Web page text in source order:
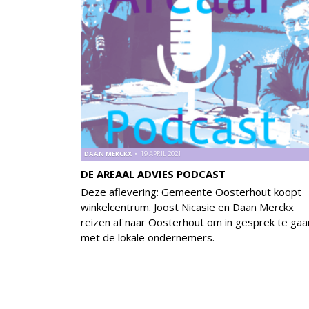
DE AREAAL ADVIES PODCAST
DAAN MERCKX 19 APRIL 2021
Deze aflevering: Gemeente Oosterhout koopt
winkelcentrum. Joost Nicasie en Daan Merckx
reizen af naar Oosterhout om in gesprek te
met de lokale ondernemers.